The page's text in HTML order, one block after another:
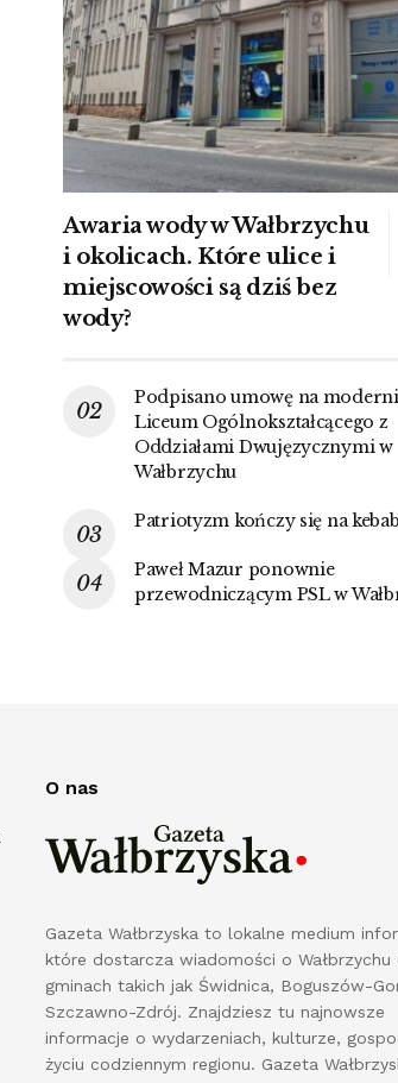
Awaria wody w Wałbrzychu
i okolicach. Które ulice i
miejscowości są dziś bez
wody?
Podpisano umowę na
Liceum Ogólnokształcącego z
Oddziałami Dwujęzycznymi w
Wałbrzychu
Patriotyzm kończy się na
Paweł Mazur ponownie
przewodniczącym PSL w
O nas
Gazeta Wałbrzyska to lokalne medium
które dostarcza wiadomości o Wałbrzychu
gminach takich jak Świdnica, Boguszów-
Szczawno-Zdrój. Znajdziesz tu najnowsze
informacje o wydarzeniach, kulturze,
życiu codziennym regionu. Gazeta